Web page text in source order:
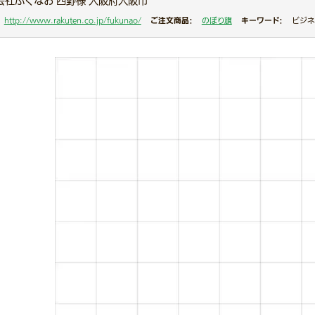
http://www.rakuten.co.jp/fukunao/ ご注文商品： のぼり旗 キーワード： ビジ